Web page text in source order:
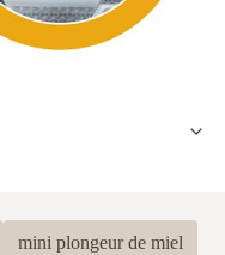
mini plongeur de miel